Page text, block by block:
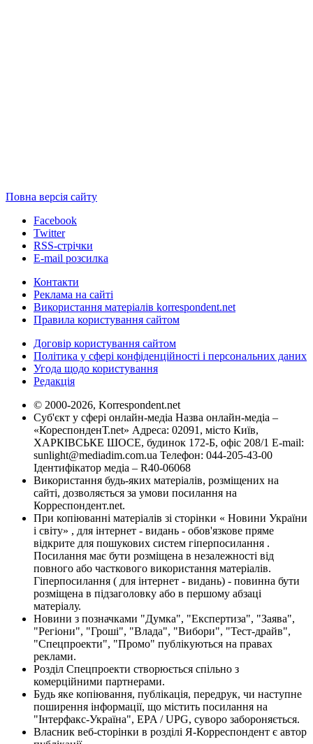
Повна версія сайту
Facebook
Twitter
RSS-стрічки
E-mail розсилка
Контакти
Реклама на сайті
Використання матеріалів korrespondent.net
Правила користування сайтом
Договір користування сайтом
Політика у сфері конфіденційності і персональних даних
Угода щодо користування
Редакція
© 2000-2026, Korrespondent.net
Суб'єкт у сфері онлайн-медіа Назва онлайн-медіа –
«КореспонденТ.net» Адреса: 02091, місто Київ,
ХАРКІВСЬКЕ ШОСЕ, будинок 172-Б, офіс 208/1 E-mail:
sunlight@mediadim.com.ua Телефон: 044-205-43-00
Ідентифікатор медіа – R40-06068
Використання будь-яких матеріалів, розміщених на
сайті, дозволяється за умови посилання на
Корреспондент.net.
При копіюванні матеріалів зі сторінки « Новини України
і світу» , для інтернет - видань - обов'язкове пряме
відкрите для пошукових систем гіперпосилання .
Посилання має бути розміщена в незалежності від
повного або часткового використання матеріалів.
Гіперпосилання ( для інтернет - видань) - повинна бути
розміщена в підзаголовку або в першому абзаці
матеріалу.
Новини з позначками "Думка", "Експертиза", "Заява",
"Регіони", "Гроші", "Влада", "Вибори", "Тест-драйв",
"Спецпроекти", "Промо" публікуються на правах
реклами.
Розділ Спецпроекти створюється спільно з
комерційними партнерами.
Будь яке копіювання, публікація, передрук, чи наступне
поширення інформації, що містить посилання на
"Інтерфакс-Україна", EPA / UPG, суворо забороняється.
Власник веб-сторінки в розділі Я-Корреспондент є автор